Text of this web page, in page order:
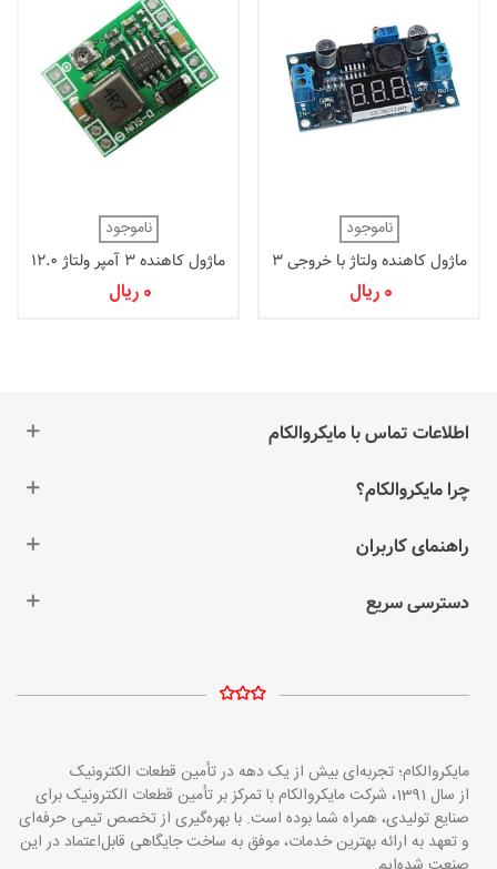
ناموجود
ماژول کاهنده ولتاژ با خروجی 3
آمپر همراه با نمایشگر ولتاژ
0 ریال
ناموجود
ماژول کاهنده 3 آمپر ولتاژ 12.0
ولت 0 ریال
اطلاعات تماس با مایکروالکام
چرا مایکروالکام؟
راهنمای کاربران
دسترسی سریع
مایکروالکام؛ تجربه‌ای بیش از یک دهه در تأمین قطعات الکترونیک
از سال 1391، شرکت مایکروالکام با تمرکز بر تأمین قطعات الکترونیک برای
صنایع تولیدی، همراه شما بوده است. با بهره‌گیری از تخصص تیمی حرفه‌ای
و تعهد به ارائه بهترین خدمات، موفق به ساخت جایگاهی قابل‌اعتماد در این